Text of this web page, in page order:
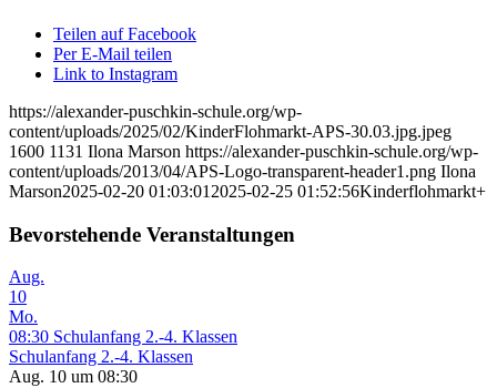
Teilen auf Facebook
Per E-Mail teilen
Link to Instagram
https://alexander-puschkin-schule.org/wp-
content/uploads/2025/02/KinderFlohmarkt-APS-30.03.jpg.jpeg
1600 1131 Ilona Marson https://alexander-puschkin-schule.org/wp-
content/uploads/2013/04/APS-Logo-transparent-header1.png Ilona
Marson2025-02-20 01:03:01 2025-02-25 01:52:56Kinderflohmarkt+
Bevorstehende Veranstaltungen
Aug.
10
Mo.
08:30 Schulanfang 2.-4. Klassen
Schulanfang 2.-4. Klassen
Aug. 10 um 08:30